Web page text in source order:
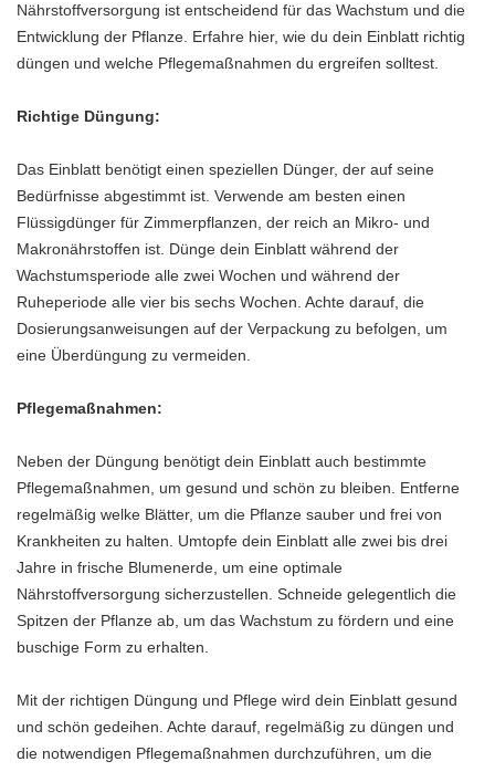
Nährstoffversorgung ist entscheidend für das Wachstum und die
Entwicklung der Pflanze. Erfahre hier, wie du dein Einblatt richtig
düngen und welche Pflegemaßnahmen du ergreifen solltest.
Richtige Düngung:
Das Einblatt benötigt einen speziellen Dünger, der auf seine
Bedürfnisse abgestimmt ist. Verwende am besten einen
Flüssigdünger für Zimmerpflanzen, der reich an Mikro- und
Makronährstoffen ist. Dünge dein Einblatt während der
Wachstumsperiode alle zwei Wochen und während der
Ruheperiode alle vier bis sechs Wochen. Achte darauf, die
Dosierungsanweisungen auf der Verpackung zu befolgen, um
eine Überdüngung zu vermeiden.
Pflegemaßnahmen:
Neben der Düngung benötigt dein Einblatt auch bestimmte
Pflegemaßnahmen, um gesund und schön zu bleiben. Entferne
regelmäßig welke Blätter, um die Pflanze sauber und frei von
Krankheiten zu halten. Umtopfe dein Einblatt alle zwei bis drei
Jahre in frische Blumenerde, um eine optimale
Nährstoffversorgung sicherzustellen. Schneide gelegentlich die
Spitzen der Pflanze ab, um das Wachstum zu fördern und eine
buschige Form zu erhalten.
Mit der richtigen Düngung und Pflege wird dein Einblatt gesund
und schön gedeihen. Achte darauf, regelmäßig zu düngen und
die notwendigen Pflegemaßnahmen durchzuführen, um die